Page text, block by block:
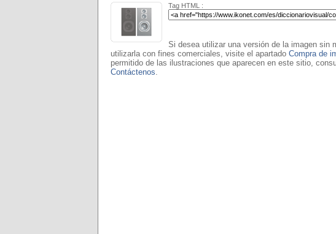
Tag HTML :
Si desea utilizar una versión de la imagen sin
utilizarla con fines comerciales, visite el apartado Compra de
permitido de las ilustraciones que aparecen en este sitio,
Contáctenos.